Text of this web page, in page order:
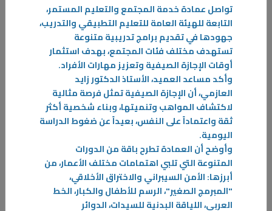
إدارة الاعتماد الأكاديمي وضمان جودة التعليم تنفذ زيارات
للكليات والمعاهد لتعزيز التكامل المؤسسي
في إطار تنفيذ الهيكل التنظيمي الجديد وحرصًا على تعزيز التواصل
والتكامل المؤسسي نفذت إدارة الاعتماد الأكاديمي وضمان جودة
التعليم، سلسلة من الزيارات التعريفية شملت كلية التمريض، وكلية
الدراسات...
المزيد
تواصل عمادة خدمة المجتمع والتعليم المستمر،
التابعة للهيئة العامة للتعليم التطبيقي والتدريب،
جهودها في تقديم برامج تدريبية متنوعة
تستهدف مختلف فئات المجتمع، بهدف استثمار
أوقات الإجازة الصيفية وتعزيز مهارات الأفراد.
وأكد مساعد العميد، الأستاذ الدكتور زايد
العازمي، أن الإجازة الصيفية تمثل فرصة مثالية
لاكتشاف المواهب وتنميتها، وبناء شخصية أكثر
ثقة واعتماداً على النفس، بعيداً عن ضغوط الدراسة
اليومية.
وأوضح أن العمادة تطرح باقة من الدورات
المتنوعة التي تلبي اهتمامات مختلف الأعمار، من
أبرزها: الأمن السيبراني والاختراق الأخلاقي،
"المبرمج الصغير"، الرسم للأطفال والكبار، الخط
العربي، اللياقة البدنية للسيدات، الدوائر